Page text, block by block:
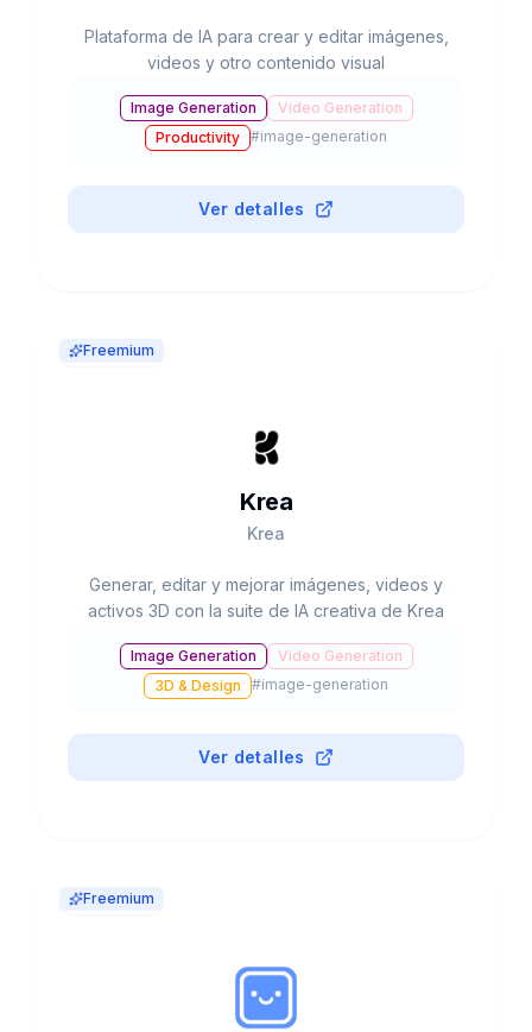
Plataforma de IA para crear y editar imágenes,
videos y otro contenido visual
Image Generation
Video Generation
Productivity #image-generation
Ver detalles
Freemium
Krea
Krea
Generar, editar y mejorar imágenes, videos y
activos 3D con la suite de IA creativa de Krea
Image Generation
Video Generation
3D & Design
#image-generation
Ver detalles
Freemium